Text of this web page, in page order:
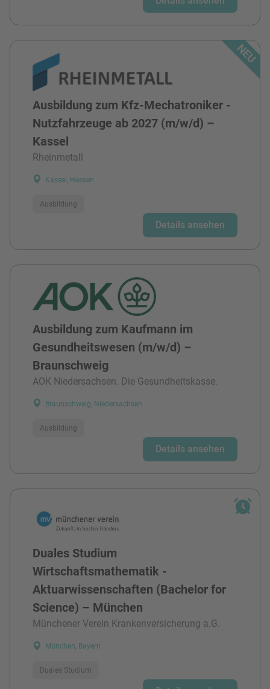
Ausbildung zum Kfz-Mechatroniker -
Nutzfahrzeuge ab 2027 (m/w/d) –
Kassel
Rheinmetall
Kassel, Hessen
Ausbildung
Details ansehen
Ausbildung zum Kaufmann im
Gesundheitswesen (m/w/d) –
Braunschweig
AOK Niedersachsen. Die Gesundheitskasse.
Braunschweig, Niedersachsen
Ausbildung
Details ansehen
Duales Studium
Wirtschaftsmathematik -
Aktuarwissenschaften (Bachelor for
Science) – München
Münchener Verein Krankenversicherung a.G.
München, Bayern
Duales Studium